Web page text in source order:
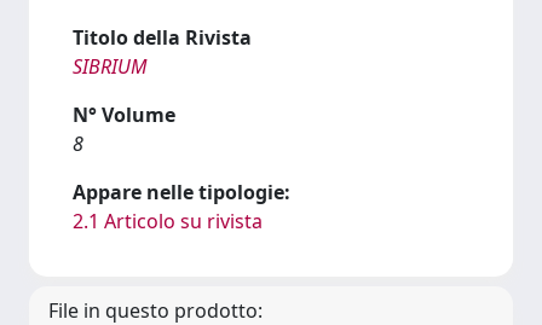
Titolo della Rivista
SIBRIUM
N° Volume
8
Appare nelle tipologie:
2.1 Articolo su rivista
File in questo prodotto: